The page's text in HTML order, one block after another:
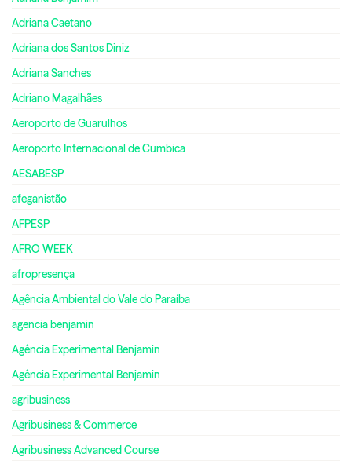
Adriana Caetano
Adriana dos Santos Diniz
Adriana Sanches
Adriano Magalhães
Aeroporto de Guarulhos
Aeroporto Internacional de Cumbica
AESABESP
afeganistão
AFPESP
AFRO WEEK
afropresença
Agência Ambiental do Vale do Paraíba
agencia benjamin
Agência Experimental Benjamin
Agência Experimental Benjamin
agribusiness
Agribusiness & Commerce
Agribusiness Advanced Course